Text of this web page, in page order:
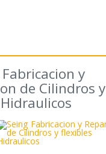
y
de Cilindros y